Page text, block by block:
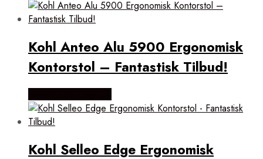
pris:
høj
lav
Kohl Anteo Alu 5900 Ergonomisk
Kontorstol – Fantastisk Tilbud!
Kohl Selleo Edge Ergonomisk